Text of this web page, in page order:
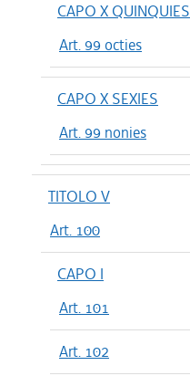
CAPO X QUINQUIES
Art. 99 octies
CAPO X SEXIES
Art. 99 nonies
TITOLO V
Art. 100
CAPO I
Art. 101
Art. 102